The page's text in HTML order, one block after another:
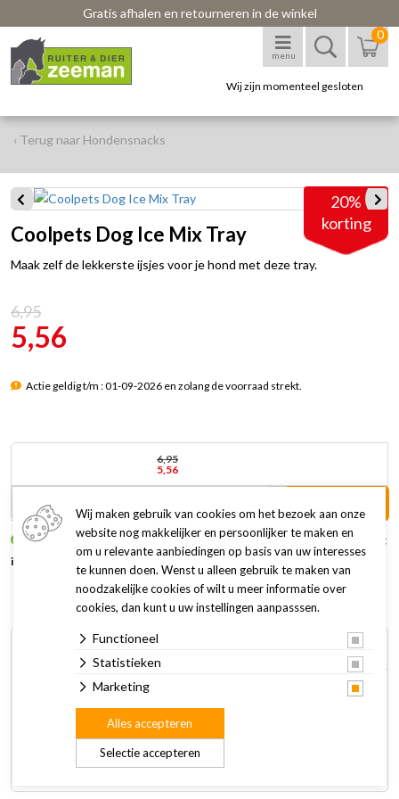
Gratis afhalen en retourneren in de winkel
menu
0
Wij zijn momenteel gesloten
‹ Terug naar Hondensnacks
20%
korting
Coolpets Dog Ice Mix Tray
Maak zelf de lekkerste ijsjes voor je hond met deze tray.
6,95
5,56
Actie geldig t/m : 01-09-2026 en zolang de voorraad strekt.
6,95
5,56
Op voorraad
Levertijd: Voor 11.00 uur besteld, volgende werkdag
in huis
Omschrijving Specificaties
Vanaf nu kun je je hond ook verwennen met een heerlijk
waterijsje in de zomer! Maak de ijsjes zelf met de speciale
Coolpets Dog Ice mix. De tray biedt ruimte aan 8 ijsjes. Na
gebruik is deze tray eenvoudig te reinigen in de vaatwasser.
Wij maken gebruik van cookies om het bezoek aan onze
website nog makkelijker en persoonlijker te maken en
om u relevante aanbiedingen op basis van uw interesses
te kunnen doen. Wenst u alleen gebruik te maken van
noodzakelijke cookies of wilt u meer informatie over
cookies, dan kunt u uw instellingen aanpasssen.
Functioneel
Statistieken
Marketing
Selectie accepteren
Alles accepteren